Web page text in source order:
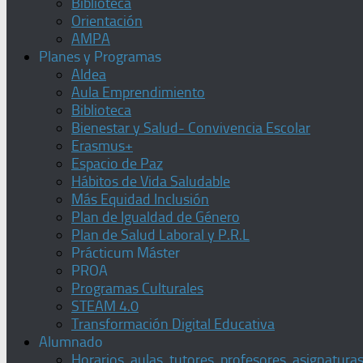
Orientación
AMPA
Planes y Programas
Aldea
Aula Emprendimiento
Biblioteca
Bienestar y Salud- Convivencia Escolar
Erasmus+
Espacio de Paz
Hábitos de Vida Saludable
Más Equidad Inclusión
Plan de Igualdad de Género
Plan de Salud Laboral y P.R.L
Prácticum Máster
PROA
Programas Culturales
STEAM 4.0
Transformación Digital Educativa
Alumnado